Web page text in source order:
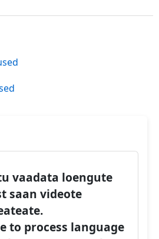
vaadata loengute
saan videote
to process language